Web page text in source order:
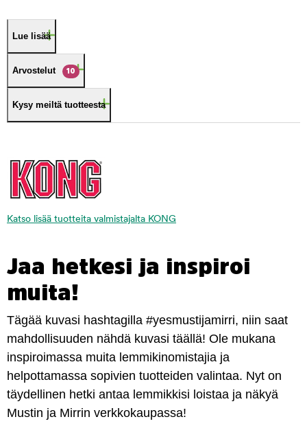
Lue lisää
Arvostelut 10
Kysy meiltä tuotteesta
Katso lisää tuotteita valmistajalta KONG
Jaa hetkesi ja inspiroi
muita!
Tägää kuvasi hashtagilla #yesmustijamirri, niin saat
mahdollisuuden nähdä kuvasi täällä! Ole mukana
inspiroimassa muita lemmikinomistajia ja
helpottamassa sopivien tuotteiden valintaa. Nyt on
täydellinen hetki antaa lemmikkisi loistaa ja näkyä
Mustin ja Mirrin verkkokaupassa!